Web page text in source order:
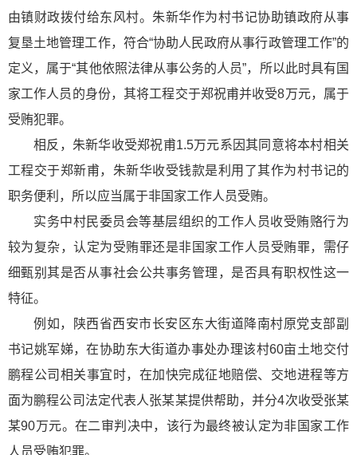
由镇财政拨付给东风村。朱新华作为村书记协助镇政府从事
复垦土地管理工作，符合“协助人民政府从事行政管理工作”的
定义，属于“其他依照法律从事公务的人员”，所以此时具有国
家工作人员的身份，其将工程交于郑祝甫并收受8万元，属于
受贿犯罪。
相反，朱新华收受郑祝甫1.5万元系因其同意将本村相关
工程交于郑新甫，朱新华收受钱款是利用了其作为村书记的
职务便利，所以应当属于非国家工作人员受贿。
实务中村民委员会等基层组织的工作人员收受贿赂行为
较为复杂，认定为受贿罪还是非国家工作人员受贿罪，需仔
细甄别其是否从事社会公共事务管理，是否具有职权性这一
特征。
例如，陕西省西安市长安区东大街道降南村原党支部副
书记姚军娣，在协助东大街道办事处办理该村60亩土地交付
鹏程公司相关事宜时，在加快完成征地赔偿、交地进程等方
面为鹏程公司法定代表人张某某提供帮助，并分4次收受张某
某90万元。在二审判决中，该行为最终被认定为非国家工作
人员受贿犯罪。